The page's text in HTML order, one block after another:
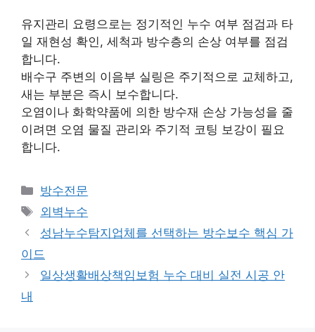
유지관리 요령으로는 정기적인 누수 여부 점검과 타
일 재현성 확인, 세척과 방수층의 손상 여부를 점검
합니다.
배수구 주변의 이음부 실링은 주기적으로 교체하고,
새는 부분은 즉시 보수합니다.
오염이나 화학약품에 의한 방수재 손상 가능성을 줄
이려면 오염 물질 관리와 주기적 코팅 보강이 필요
합니다.
카
테
리
방수전문
태
그
외벽누수
성남누수탐지업체를 선택하는 방수보수 핵심 가
이드
일상생활배상책임보험 누수 대비 실전 시공 안
내